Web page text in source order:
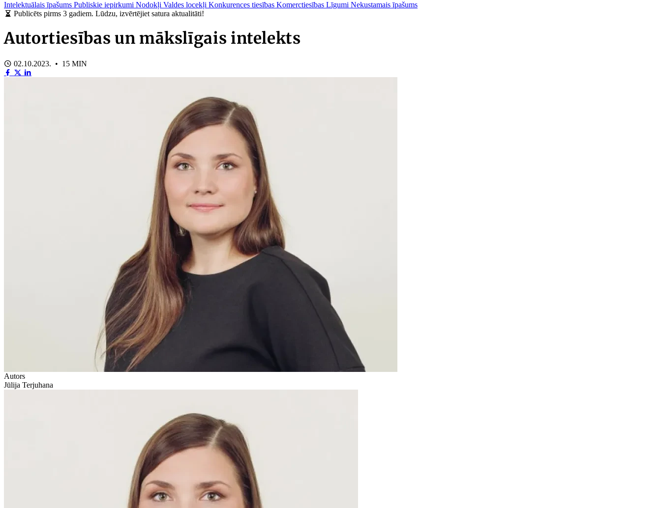
Intelektuālais īpašums Publiskie iepirkumi Nodokļi Valdes locekļi Konkurences tiesības Komerctiesības Līgumi Nekustamais īpašums
Publicēts pirms 3 gadiem. Lūdzu, izvērtējiet satura aktualitāti!
Autortiesības un mākslīgais intelekts
02.10.2023. • 15 MIN
Autors
Jūlija Terjuhana